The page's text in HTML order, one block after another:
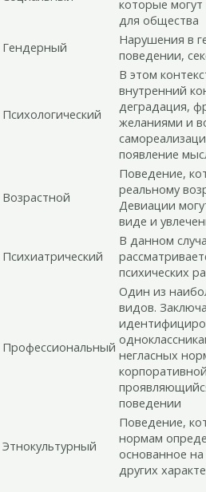
которые могут
для общества
Гендерный
Нарушения в
поведении,
Психологический
В этом
внутренний
деградация,
желаниями и
появление
Возрастной
Поведение,
реальному
Девиации
виде и
Психиатрический
В данном
психических
Профессиональный
Один из
видов.
негласных
поведении
Этнокультурный
Поведение,
нормам
основанное
других